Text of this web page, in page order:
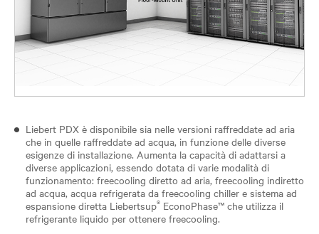
Liebert PDX è disponibile sia nelle versioni raffreddate ad aria
che in quelle raffreddate ad acqua, in funzione delle diverse
esigenze di installazione. Aumenta la capacità di adattarsi a
diverse applicazioni, essendo dotata di varie modalità di
funzionamento: freecooling diretto ad aria, freecooling indiretto
ad acqua, acqua refrigerata da freecooling chiller e sistema ad
espansione diretta Liebertsup® EconoPhase™ che utilizza il
refrigerante liquido per ottenere freecooling.